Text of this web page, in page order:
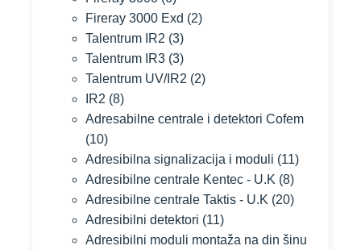
Fireray 3000 Exd (2)
Talentrum IR2 (3)
Talentrum IR3 (3)
Talentrum UV/IR2 (2)
IR2 (8)
Adresabilne centrale i detektori Cofem
(10)
Adresibilna signalizacija i moduli (11)
Adresibilne centrale Kentec - U.K (8)
Adresibilne centrale Taktis - U.K (20)
Adresibilni detektori (11)
Adresibilni moduli montaža na din šinu